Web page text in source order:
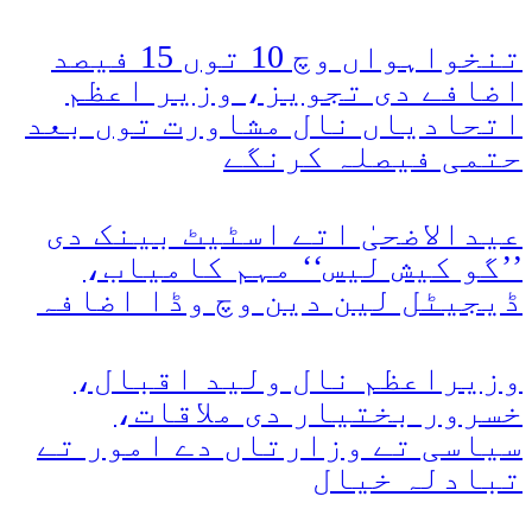
تنخواہواں وچ 10 توں 15 فیصد
اضافے دی تجویز، وزیر اعظم
اتحادیاں نال مشاورت توں بعد
حتمی فیصلہ کرنگے
عیدالاضحیٰ اتے اسٹیٹ بینک دی
’’گو کیش لیس‘‘ مہم کامیاب،
ڈیجیٹل لین دین وچ وڈا اضافہ
وزیراعظم نال ولید اقبال،
خسرور بختیار دی ملاقات،
سیاسی تے وزارتاں دے امور تے
تبادلہ خیال